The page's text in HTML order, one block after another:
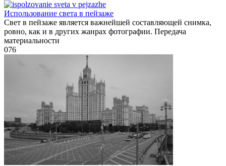
Использование света в пейзаже
Свет в пейзаже является важнейшей составляющей снимка,
ровно, как и в других жанрах фотографии. Передача
материальности
076